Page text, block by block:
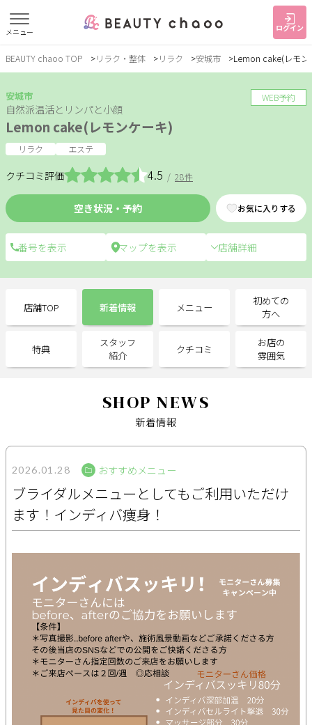
メニュー ログイン
すでに会員の方 はじめてご利用の方
ジャンルで探す
ヘア・メイク ネイル・まつげ エステ
スクール・
トレーニング
サポート
よくある質問
利用規約
掲載店様
掲載のご案内
掲載の申込み
掲載店様ログイン
閉じる
BEAUTY chaoo TOP リラク・整体 リラク 安城市 Lemon cake(レモン
安城市
自然派温活とリンパと小顔
Lemon cake(レモンケーキ)
リラク エステ
空き状況・予約 お気に入りする
クチコミ評価 4.5 / 28件
店舗詳細
WEB予約
店舗TOP 新着情報 メニュー
初めての
方へ
特典
スタッフ
紹介
クチコミ
お店の
雰囲気
SHOP NEWS
新着情報
2026.01.28 おすすめメニュー
ブライダルメニューとしてもご利用いただけ
ます！インディバ痩身！